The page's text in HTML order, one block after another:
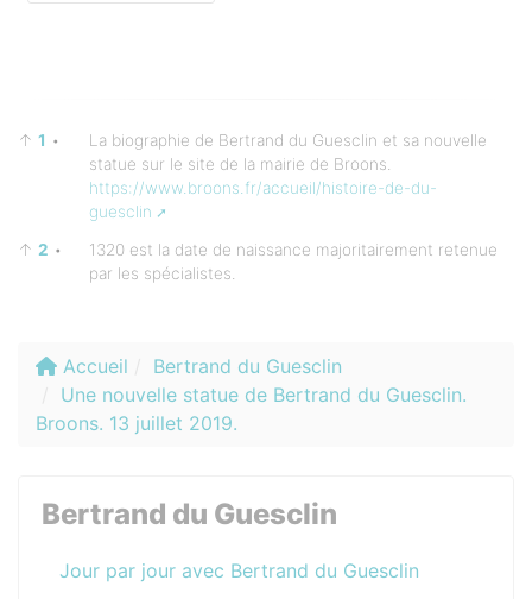
↑ 1 •
La biographie de Bertrand du Guesclin et sa nouvelle
statue sur le site de la mairie de Broons.
https://www.broons.fr/accueil/histoire-de-du-
guesclin
↑ 2 •
1320 est la date de naissance majoritairement retenue
par les spécialistes.
Accueil
Bertrand du Guesclin
Une nouvelle statue de Bertrand du Guesclin.
Broons. 13 juillet 2019.
Bertrand du Guesclin
Jour par jour avec Bertrand du Guesclin